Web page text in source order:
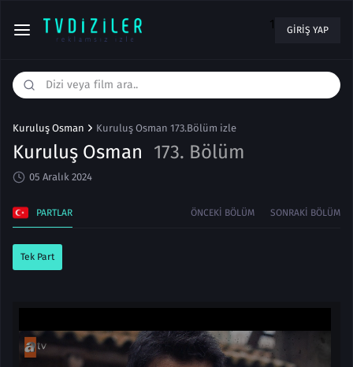
1 GIRIŞ YAP
Kuruluş Osman Kuruluş Osman 173.Bölüm izle
Kuruluş Osman 173. Bölüm
05 Aralık 2024
PARTLAR ÖNCEKI BÖLÜM SONRAKI BÖLÜM
Tek Part